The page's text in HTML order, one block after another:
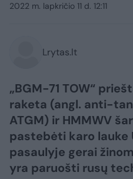
2022 m. lapkričio 11 d. 12:11
Lrytas.lt
„BGM-71 TOW“
raketa (angl. anti-
ATGM) ir HMMWV
pastebėti karo lauke
pasaulyje gerai
yra paruošti rusų